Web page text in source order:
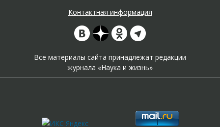
Контактная информация
Все материалы сайта принадлежат редакции
журнала «Наука и жизнь»